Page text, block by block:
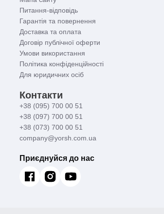
Питання-відповідь
Гарантія та повернення
Доставка та оплата
Договір публічної оферти
Умови використання
Політика конфіденційності
Для юридичних осіб
Контакти
+38 (095) 700 00 51
+38 (097) 700 00 51
+38 (073) 700 00 51
company@yorsh.com.ua
Приєднуйся до нас